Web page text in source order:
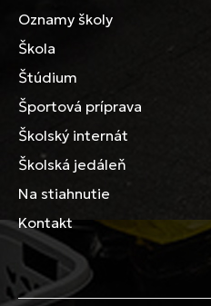
Oznamy školy
Škola
Štúdium
Športová príprava
Školský internát
Školská jedáleň
Na stiahnutie
Kontakt